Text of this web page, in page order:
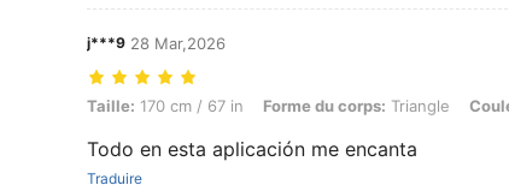
j***9 28 Mar,2026
Taille: 170 cm / 67 in, Forme du corps: Triangle, Couleur:
Taille: 170 cm / 67 in Forme du corps: Triangle
Todo en esta aplicación me encanta
Traduire